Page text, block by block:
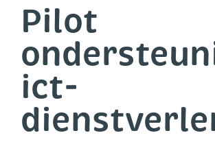
Pilot
ict-